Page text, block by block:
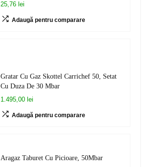
25,76 lei
Adaugă pentru comparare
Gratar Cu Gaz Skottel Carrichef 50, Setat
Cu Duza De 30 Mbar
1.495,00 lei
Adaugă pentru comparare
Aragaz Taburet Cu Picioare, 50Mbar